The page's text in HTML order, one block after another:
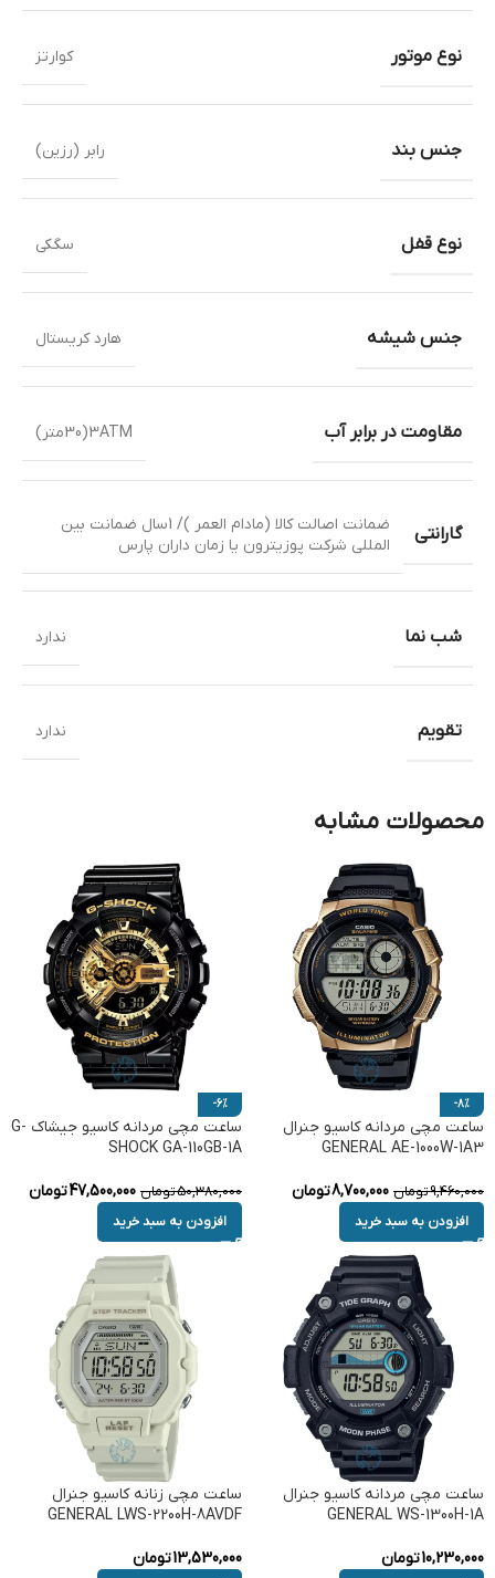
نوع موتور کوارتز
جنس بند رابر (رزین)
نوع قفل سگکی
جنس شیشه هارد کریستال
مقاومت در برابر آب 3ATM(30متر)
گارانتی
ضمانت اصالت کالا (مادام العمر )/ 1سال ضمانت بین
المللی شرکت پوزیترون یا زمان داران پارس
شب نما ندارد
تقویم ندارد
محصولات مشابه
-8%
ساعت مچی مردانه کاسیو جنرال
GENERAL AE-1000W-1A3
9,460,000تومان 8,700,000تومان
افزودن به سبد خرید
-6%
ساعت مچی مردانه کاسیو جیشاک G-
SHOCK GA-110GB-1A
50,380,000تومان 47,500,000تومان
افزودن به سبد خرید
ساعت مچی مردانه کاسیو جنرال
GENERAL WS-1300H-1A
10,230,000تومان
ساعت مچی زنانه کاسیو جنرال
GENERAL LWS-2200H-8AVDF
13,530,000تومان